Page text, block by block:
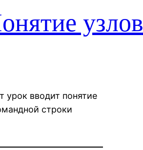
узлов
урок вводит понятие
строки